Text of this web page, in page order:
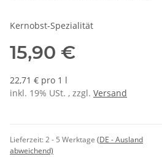
Kernobst-Spezialität
15,90 €
22,71 € pro 1 l
inkl. 19% USt. , zzgl. Versand
Lieferzeit:2 - 5 Werktage (DE - Ausland
abweichend)